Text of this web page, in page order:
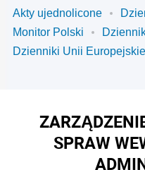
Akty ujednolicone
Monitor Polski
Dzienniki Unii
SPRAW